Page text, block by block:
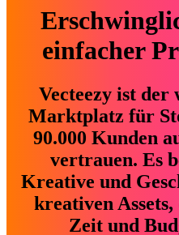
einfacher
Vecteezy ist der
Marktplatz für
90.000 Kunden
vertrauen. Es
Kreative und
kreativen
Zeit und